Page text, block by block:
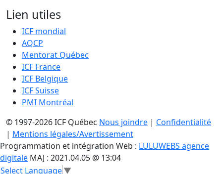
Lien utiles
ICF mondial
AQCP
Mentorat Québec
ICF France
ICF Belgique
ICF Suisse
PMI Montréal
© 1997-2026 ICF Québec Nous joindre | Confidentialité
| Mentions légales/Avertissement
Programmation et intégration Web : LULUWEBS agence
digitale MAJ : 2021.04.05 @ 13:04
Select Language▼